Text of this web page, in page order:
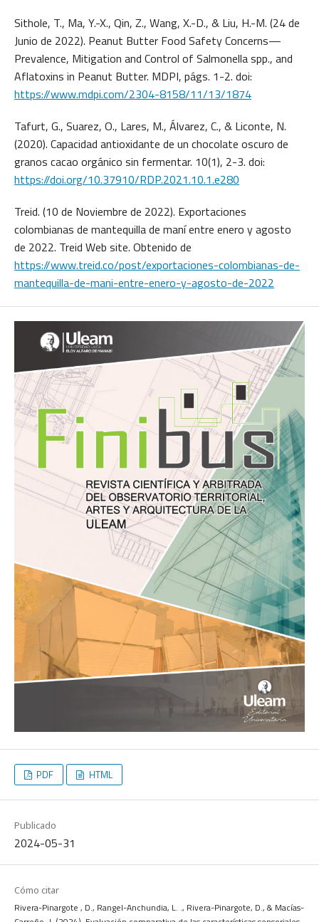
Sithole, T., Ma, Y.-X., Qin, Z., Wang, X.-D., & Liu, H.-M. (24 de
Junio de 2022). Peanut Butter Food Safety Concerns—
Prevalence, Mitigation and Control of Salmonella spp., and
Aflatoxins in Peanut Butter. MDPI, págs. 1-2. doi:
https://www.mdpi.com/2304-8158/11/13/1874
Tafurt, G., Suarez, O., Lares, M., Álvarez, C., & Liconte, N.
(2020). Capacidad antioxidante de un chocolate oscuro de
granos cacao orgánico sin fermentar. 10(1), 2-3. doi:
https://doi.org/10.37910/RDP.2021.10.1.e280
Treid. (10 de Noviembre de 2022). Exportaciones
colombianas de mantequilla de maní entre enero y agosto
de 2022. Treid Web site. Obtenido de
https://www.treid.co/post/exportaciones-colombianas-de-
mantequilla-de-mani-entre-enero-y-agosto-de-2022
PDF HTML
Publicado
2024-05-31
Cómo citar
Rivera-Pinargote , D., Rangel-Anchundia, L. ., Rivera-Pinargote, D., & Macías-